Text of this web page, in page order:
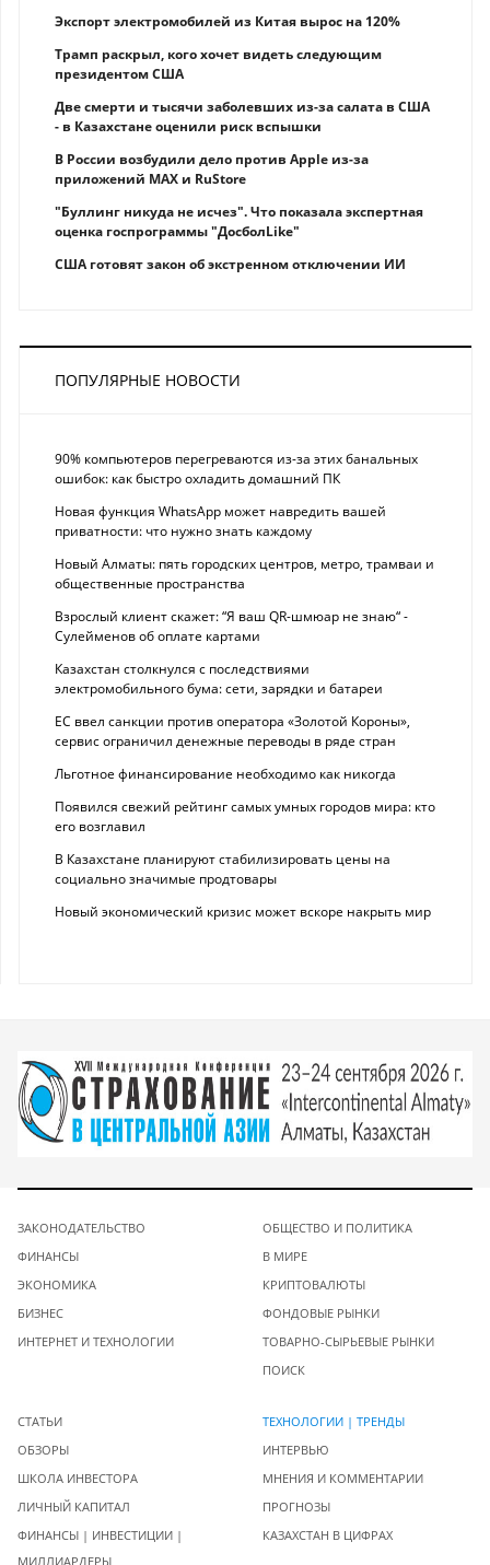
Экспорт электромобилей из Китая вырос на 120%
Трамп раскрыл, кого хочет видеть следующим
президентом США
Две смерти и тысячи заболевших из-за салата в США
- в Казахстане оценили риск вспышки
В России возбудили дело против Apple из-за
приложений MAX и RuStore
"Буллинг никуда не исчез". Что показала экспертная
оценка госпрограммы "ДосболLike"
США готовят закон об экстренном отключении ИИ
ПОПУЛЯРНЫЕ НОВОСТИ
90% компьютеров перегреваются из-за этих банальных
ошибок: как быстро охладить домашний ПК
Новая функция WhatsApp может навредить вашей
приватности: что нужно знать каждому
Новый Алматы: пять городских центров, метро, трамваи и
общественные пространства
Взрослый клиент скажет: “Я ваш QR-шмюар не знаю“ -
Сулейменов об оплате картами
Казахстан столкнулся с последствиями
электромобильного бума: сети, зарядки и батареи
ЕС ввел санкции против оператора «Золотой Короны»,
сервис ограничил денежные переводы в ряде стран
Льготное финансирование необходимо как никогда
Появился свежий рейтинг самых умных городов мира: кто
его возглавил
В Казахстане планируют стабилизировать цены на
социально значимые продтовары
Новый экономический кризис может вскоре накрыть мир
ЗАКОНОДАТЕЛЬСТВО
ФИНАНСЫ
ЭКОНОМИКА
БИЗНЕС
ИНТЕРНЕТ И ТЕХНОЛОГИИ
ОБЩЕСТВО И ПОЛИТИКА
В МИРЕ
КРИПТОВАЛЮТЫ
ФОНДОВЫЕ РЫНКИ
ТОВАРНО-СЫРЬЕВЫЕ РЫНКИ
ПОИСК
СТАТЬИ
ОБЗОРЫ
ШКОЛА ИНВЕСТОРА
ЛИЧНЫЙ КАПИТАЛ
ФИНАНСЫ | ИНВЕСТИЦИИ |
МИЛЛИАРДЕРЫ
ТЕХНОЛОГИИ | ТРЕНДЫ
ИНТЕРВЬЮ
МНЕНИЯ И КОММЕНТАРИИ
ПРОГНОЗЫ
КАЗАХСТАН В ЦИФРАХ